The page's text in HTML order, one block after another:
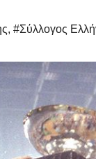
, #Σύλλογος